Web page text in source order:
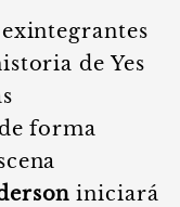
de Yes
forma
iniciará